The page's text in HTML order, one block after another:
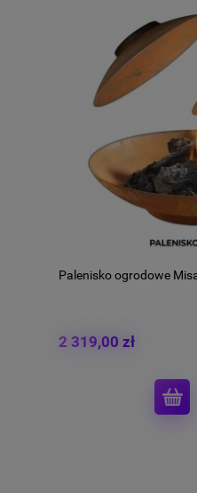
Palenisko ogrodowe
2 319,00 zł